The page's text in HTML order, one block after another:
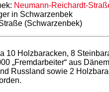
Neumann-Reichardt-
in Schwarzenbek
(Schwarzenbek)
10 Holzbaracken, 8
„Fremdarbeiter“ aus
Russland sowie 2